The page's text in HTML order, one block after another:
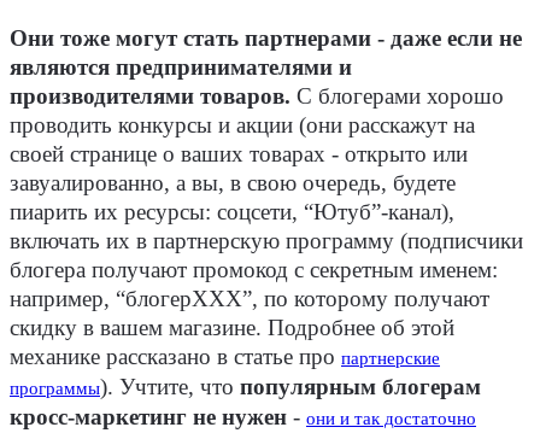
Они тоже могут стать партнерами - даже если не
являются предпринимателями и
производителями товаров. С блогерами хорошо
проводить конкурсы и акции (они расскажут на
своей странице о ваших товарах - открыто или
завуалированно, а вы, в свою очередь, будете
пиарить их ресурсы: соцсети, “Ютуб”-канал),
включать их в партнерскую программу (подписчики
блогера получают промокод с секретным именем:
например, “блогерХХХ”, по которому получают
скидку в вашем магазине. Подробнее об этой
механике рассказано в статье про партнерские
программы). Учтите, что популярным блогерам
кросс-маркетинг не нужен - они и так достаточно